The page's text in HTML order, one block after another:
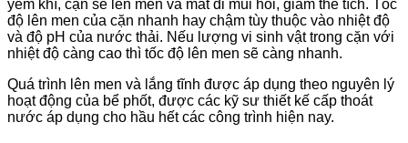
yếm khí, cặn sẽ lên men và mất đi mùi hôi, giảm thể tích. Tốc
độ lên men của cặn nhanh hay chậm tùy thuộc vào nhiệt độ
và độ pH của nước thải. Nếu lượng vi sinh vật trong cặn với
nhiệt độ càng cao thì tốc độ lên men sẽ càng nhanh.
Quá trình lên men và lắng tĩnh được áp dụng theo nguyên lý
hoạt động của bể phốt, được các kỹ sư thiết kế cấp thoát
nước áp dụng cho hầu hết các công trình hiện nay.